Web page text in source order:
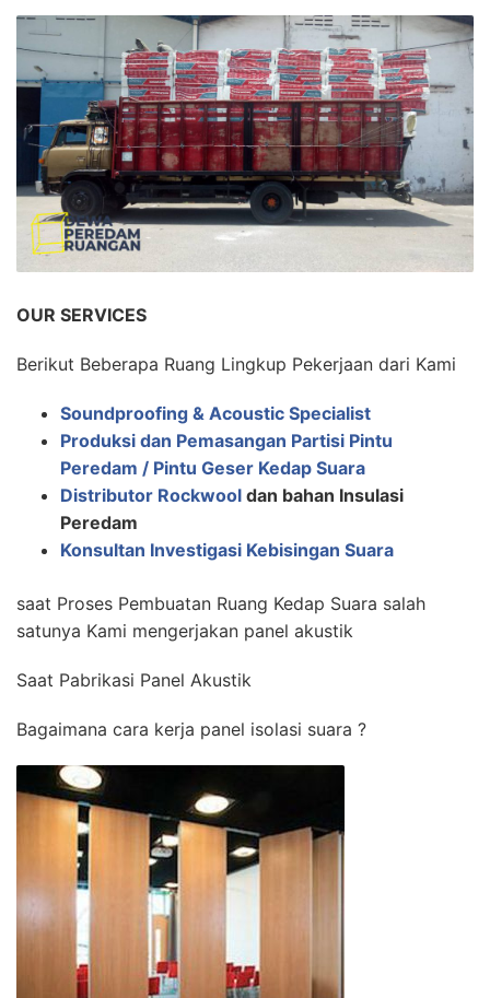
OUR SERVICES
Berikut Beberapa Ruang Lingkup Pekerjaan dari Kami
Soundproofing & Acoustic Specialist
Produksi dan Pemasangan Partisi Pintu
Peredam / Pintu Geser Kedap Suara
Distributor Rockwool dan bahan Insulasi
Peredam
Konsultan Investigasi Kebisingan Suara
saat Proses Pembuatan Ruang Kedap Suara salah
satunya Kami mengerjakan panel akustik
Saat Pabrikasi Panel Akustik
Bagaimana cara kerja panel isolasi suara ?